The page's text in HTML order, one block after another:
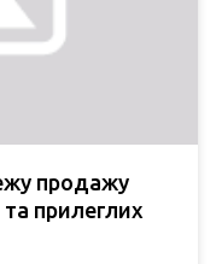
продажу
та прилеглих